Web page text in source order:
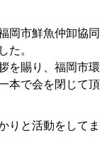
岡市鮮魚仲卸協同
た。
を賜り、福岡市環
本で会を閉じて頂
りと活動をしてま